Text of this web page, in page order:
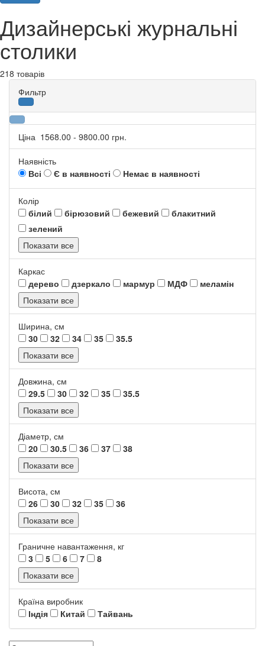
Дизайнерські журнальні
столики
218 товарів
Фильтр
Ціна 1568.00 - 9800.00 грн.
Наявність
Всі
Є в наявності Немає в наявності
Колір
білий
бірюзовий бежевий
блакитний
зелений
Показати все
Каркас
дерево
дзеркало мармур МДФ
меламін
Показати все
Ширина, см
30
32 34 35
35.5
Показати все
Довжина, см
29.5
30 32 35
35.5
Показати все
Діаметр, см
20
30.5 36 37
38
Показати все
Висота, см
26
30 32 35
36
Показати все
Граничне навантаження, кг
3
5 6 7
8
Показати все
Країна виробник
Індія
Китай Тайвань